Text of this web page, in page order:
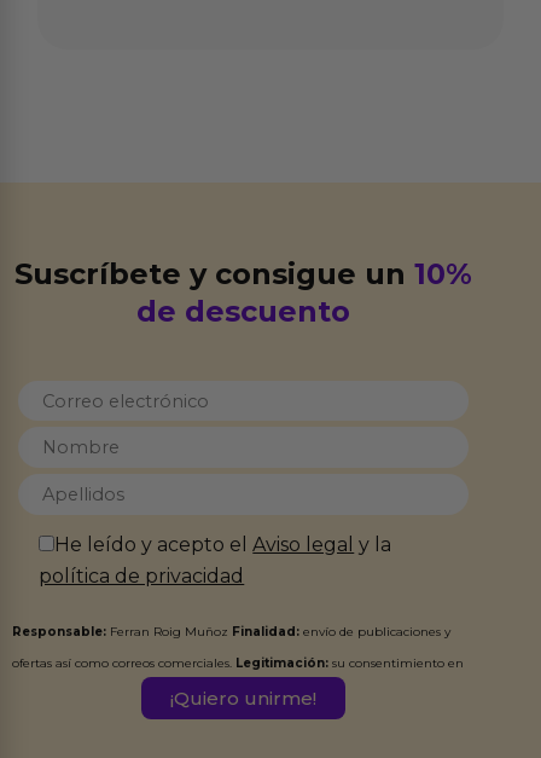
Suscríbete y consigue un10%
de descuento
He leído y acepto elAviso legal y la
política de privacidad
Responsable: Ferran Roig Muñoz Finalidad: envío de publicaciones y
ofertas así como correos comerciales. Legitimación: su consentimiento en
Destinatarios:Ferran Roig Muñoz. Podrás ejercer tus